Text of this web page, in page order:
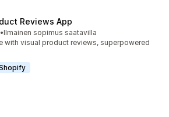
Reviews App
yhteensä
•Ilmainen sopimus saatavilla
with visual product reviews, superpowered